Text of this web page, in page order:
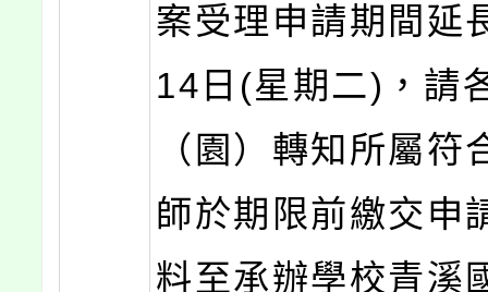
案受理申請期間延
14日(星期二)，請
（園）轉知所屬符
師於期限前繳交申
料至承辦學校青溪